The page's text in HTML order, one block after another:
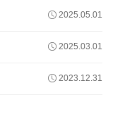
2025.05.01
2025.03.01
2023.12.31